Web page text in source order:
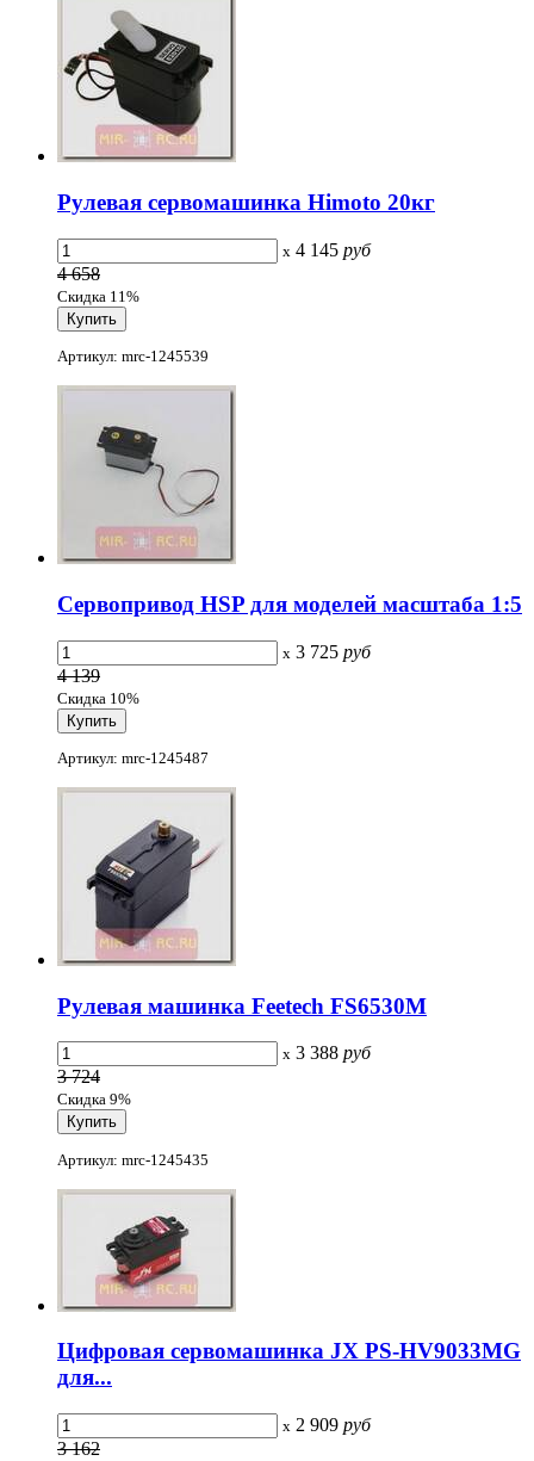
Рулевая сервомашинка Himoto 20кг
x 4 145 руб
4 658
Скидка 11%
Артикул: mrc-1245539
Сервопривод HSP для моделей масштаба 1:5
x 3 725 руб
4 139
Скидка 10%
Артикул: mrc-1245487
Рулевая машинка Feetech FS6530M
x 3 388 руб
3 724
Скидка 9%
Артикул: mrc-1245435
Цифровая сервомашинка JX PS-HV9033MG
для...
x 2 909 руб
3 162